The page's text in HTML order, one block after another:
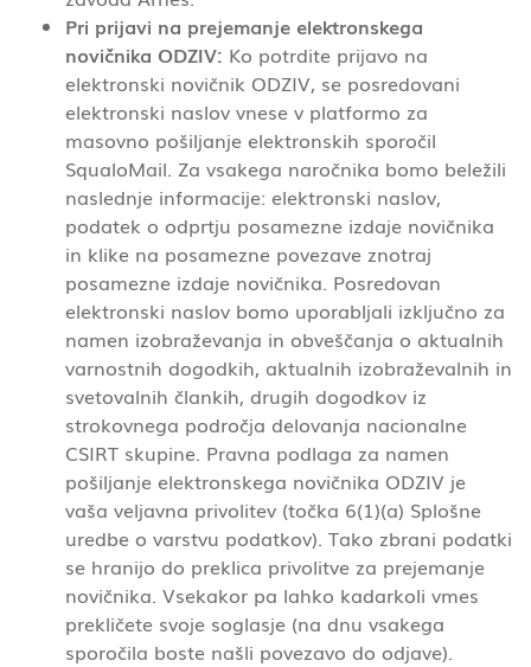
Pri prijavi na prejemanje elektronskega
novičnika ODZIV: Ko potrdite prijavo na
elektronski novičnik ODZIV, se posredovani
elektronski naslov vnese v platformo za
masovno pošiljanje elektronskih sporočil
SqualoMail. Za vsakega naročnika bomo beležili
naslednje informacije: elektronski naslov,
podatek o odprtju posamezne izdaje novičnika
in klike na posamezne povezave znotraj
posamezne izdaje novičnika. Posredovan
elektronski naslov bomo uporabljali izključno za
namen izobraževanja in obveščanja o aktualnih
varnostnih dogodkih, aktualnih izobraževalnih in
svetovalnih člankih, drugih dogodkov iz
strokovnega področja delovanja nacionalne
CSIRT skupine. Pravna podlaga za namen
pošiljanje elektronskega novičnika ODZIV je
vaša veljavna privolitev (točka 6(1)(a) Splošne
uredbe o varstvu podatkov). Tako zbrani podatki
se hranijo do preklica privolitve za prejemanje
novičnika. Vsekakor pa lahko kadarkoli vmes
prekličete svoje soglasje (na dnu vsakega
sporočila boste našli povezavo do odjave).